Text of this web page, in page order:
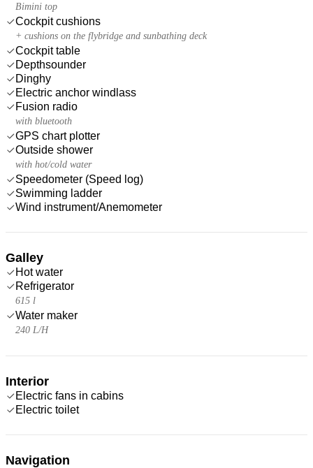
Bimini top
Cockpit cushions
+ cushions on the flybridge and sunbathing deck
Cockpit table
Depthsounder
Dinghy
Electric anchor windlass
Fusion radio
with bluetooth
GPS chart plotter
Outside shower
with hot/cold water
Speedometer (Speed log)
Swimming ladder
Wind instrument/Anemometer
Galley
Hot water
Refrigerator
615 l
Water maker
240 L/H
Interior
Electric fans in cabins
Electric toilet
Navigation